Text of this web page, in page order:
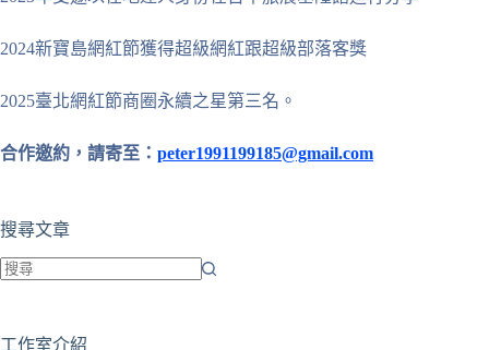
2024新寶島網紅節獲得超級網紅跟超級部落客獎
2025臺北網紅節商圈永續之星第三名。
合作邀約，請寄至： peter1991199185@gmail.com
搜尋文章
到
工作室介紹